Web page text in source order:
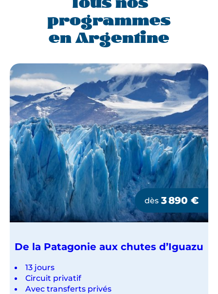
Tous nos
programmes
en Argentine
dès 3 890 €
De la Patagonie aux chutes d’Iguazu
13 jours
Circuit privatif
Avec transferts privés